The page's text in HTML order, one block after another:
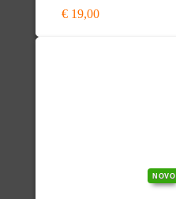
€ 19,00
NOVO